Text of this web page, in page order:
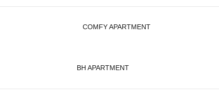
COMFY APARTMENT
BH APARTMENT